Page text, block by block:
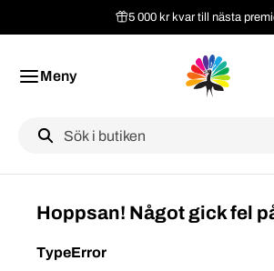
5 000 kr kvar till nästa
Meny
Label
Hoppsan! Något gick fel
TypeError